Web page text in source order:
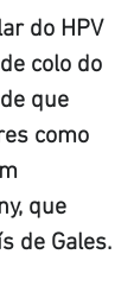
do HPV
colo do
que
como
que
de Gales.